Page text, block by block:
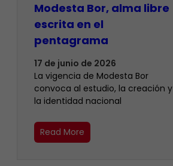
Modesta Bor, alma libre
escrita en el
pentagrama
17 de junio de 2026
La vigencia de Modesta Bor
convoca al estudio, la creación y
la identidad nacional
Read More